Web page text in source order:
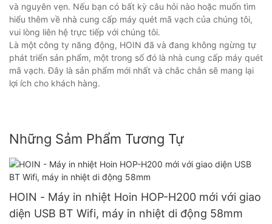
và nguyên vẹn. Nếu bạn có bất kỳ câu hỏi nào hoặc muốn tìm
hiểu thêm về nhà cung cấp máy quét mã vạch của chúng tôi,
vui lòng liên hệ trực tiếp với chúng tôi.
Là một công ty năng động, HOIN đã và đang không ngừng tự
phát triển sản phẩm, một trong số đó là nhà cung cấp máy quét
mã vạch. Đây là sản phẩm mới nhất và chắc chắn sẽ mang lại
lợi ích cho khách hàng.
Những Sảm Phẩm Tương Tự
HOIN - Máy in nhiệt Hoin HOP-H200 mới với giao
diện USB BT Wifi, máy in nhiệt di động 58mm